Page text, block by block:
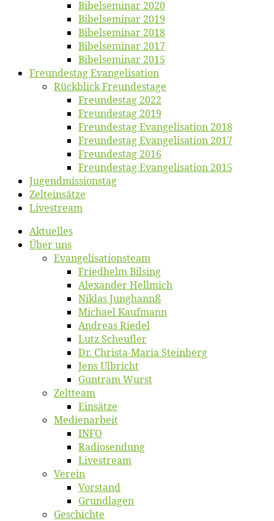
Bi­bel­se­mi­nar 2020
Bi­bel­se­mi­nar 2019
Bi­bel­se­mi­nar 2018
Bibelsemi­nar 2017
Bibelsemi­nar 2015
Freun­des­tag Evangelisation
Rück­blick Freundestage
Freun­des­tag 2022
Freun­des­tag 2019
Freun­des­tag Evan­ge­li­sa­ti­on 2018
Freun­des­tag Evan­ge­li­sa­ti­on 2017
Freun­des­tag 2016
Freun­des­tag Evan­ge­li­sa­ti­on 2015
Jugend­mis­sions­tag
Zelt­ein­sät­ze
Live­stream
Ak­tu­el­les
Über uns
Evangelisa­tions­team
Fried­helm Bilsing
Alex­an­der Hellmich
Ni­klas Junghannß
Mi­cha­el Kaufmann
An­dre­as Riedel
Lutz Scheuf­ler
Dr. Chris­­ta-Ma­ria Steinberg
Jens Ulb­richt
Gun­tram Wurst
Zelt­team
Ein­sät­ze
Me­di­en­ar­beit
INFO
Ra­dio­sen­dung
Live­stream
Ver­ein
Vor­stand
Grund­la­gen
Ge­schich­te